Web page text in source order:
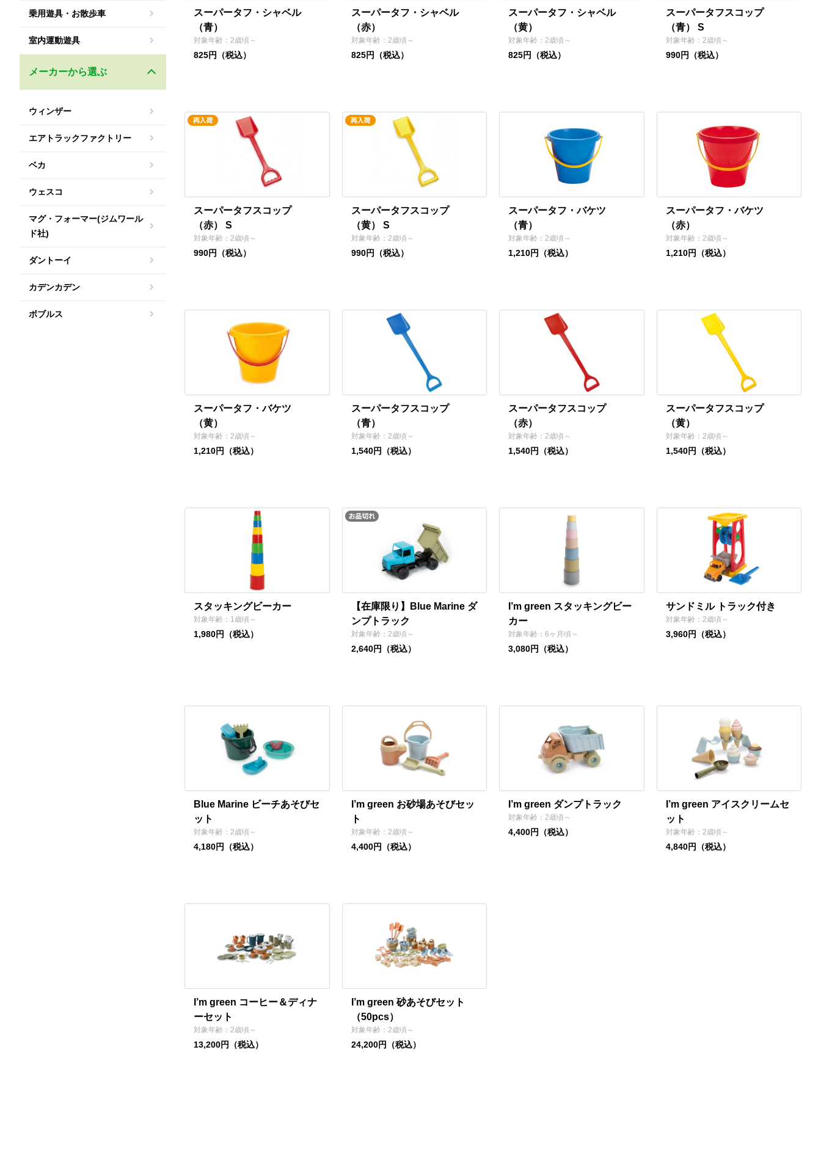
乗用遊具・お散歩車
室内運動遊具
メーカーから選ぶ
ウィンザー
エアトラックファクトリー
ベカ
ウェスコ
マグ・フォーマー(ジムワール
ド社)
ダントーイ
カデンカデン
ボブルス
スーパータフ・シャベル
（青）
対象年齢：2歳頃～
825円（税込）
スーパータフ・シャベル
（赤）
対象年齢：2歳頃～
825円（税込）
スーパータフ・シャベル
（黄）
対象年齢：2歳頃～
825円（税込）
スーパータフスコップ
（青） S
対象年齢：2歳頃～
990円（税込）
スーパータフスコップ
（赤） S
対象年齢：2歳頃～
990円（税込）
スーパータフスコップ
（黄） S
対象年齢：2歳頃～
990円（税込）
スーパータフ・バケツ
（青）
対象年齢：2歳頃～
1,210円（税込）
スーパータフ・バケツ
（赤）
対象年齢：2歳頃～
1,210円（税込）
スーパータフ・バケツ
（黄）
対象年齢：2歳頃～
1,210円（税込）
スーパータフスコップ
（青）
対象年齢：2歳頃～
1,540円（税込）
スーパータフスコップ
（赤）
対象年齢：2歳頃～
1,540円（税込）
スーパータフスコップ
（黄）
対象年齢：2歳頃～
1,540円（税込）
スタッキングビーカー
対象年齢：1歳頃～
1,980円（税込）
【在庫限り】Blue Marine ダ
ンプトラック
対象年齢：2歳頃～
2,640円（税込）
I’m green スタッキングビー
カー
対象年齢：6ヶ月頃～
3,080円（税込）
サンドミル トラック付き
対象年齢：2歳頃～
3,960円（税込）
Blue Marine ビーチあそびセ
ット
対象年齢：2歳頃～
4,180円（税込）
I’m green お砂場あそびセッ
ト
対象年齢：2歳頃～
4,400円（税込）
I’m green ダンプトラック
対象年齢：2歳頃～
4,400円（税込）
I’m green アイスクリームセ
ット
対象年齢：2歳頃～
4,840円（税込）
I’m green コーヒー＆ディナ
ーセット
対象年齢：2歳頃～
13,200円（税込）
I’m green 砂あそびセット
（50pcs）
対象年齢：2歳頃～
24,200円（税込）